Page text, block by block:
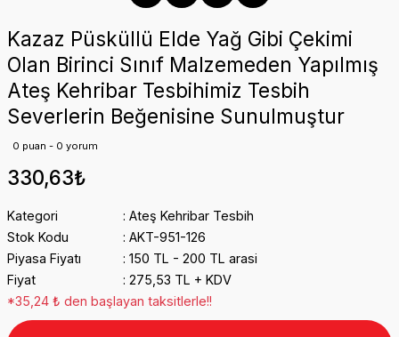
Kazaz Püsküllü Elde Yağ Gibi Çekimi
Olan Birinci Sınıf Malzemeden Yapılmış
Ateş Kehribar Tesbihimiz Tesbih
Severlerin Beğenisine Sunulmuştur
0 puan - 0 yorum
330,63₺
Kategori
Ateş Kehribar Tesbih
Stok Kodu
AKT-951-126
Piyasa Fiyatı
150 TL - 200 TL arasi
Fiyat
275,53 TL + KDV
*35,24 ₺ den başlayan taksitlerle!!